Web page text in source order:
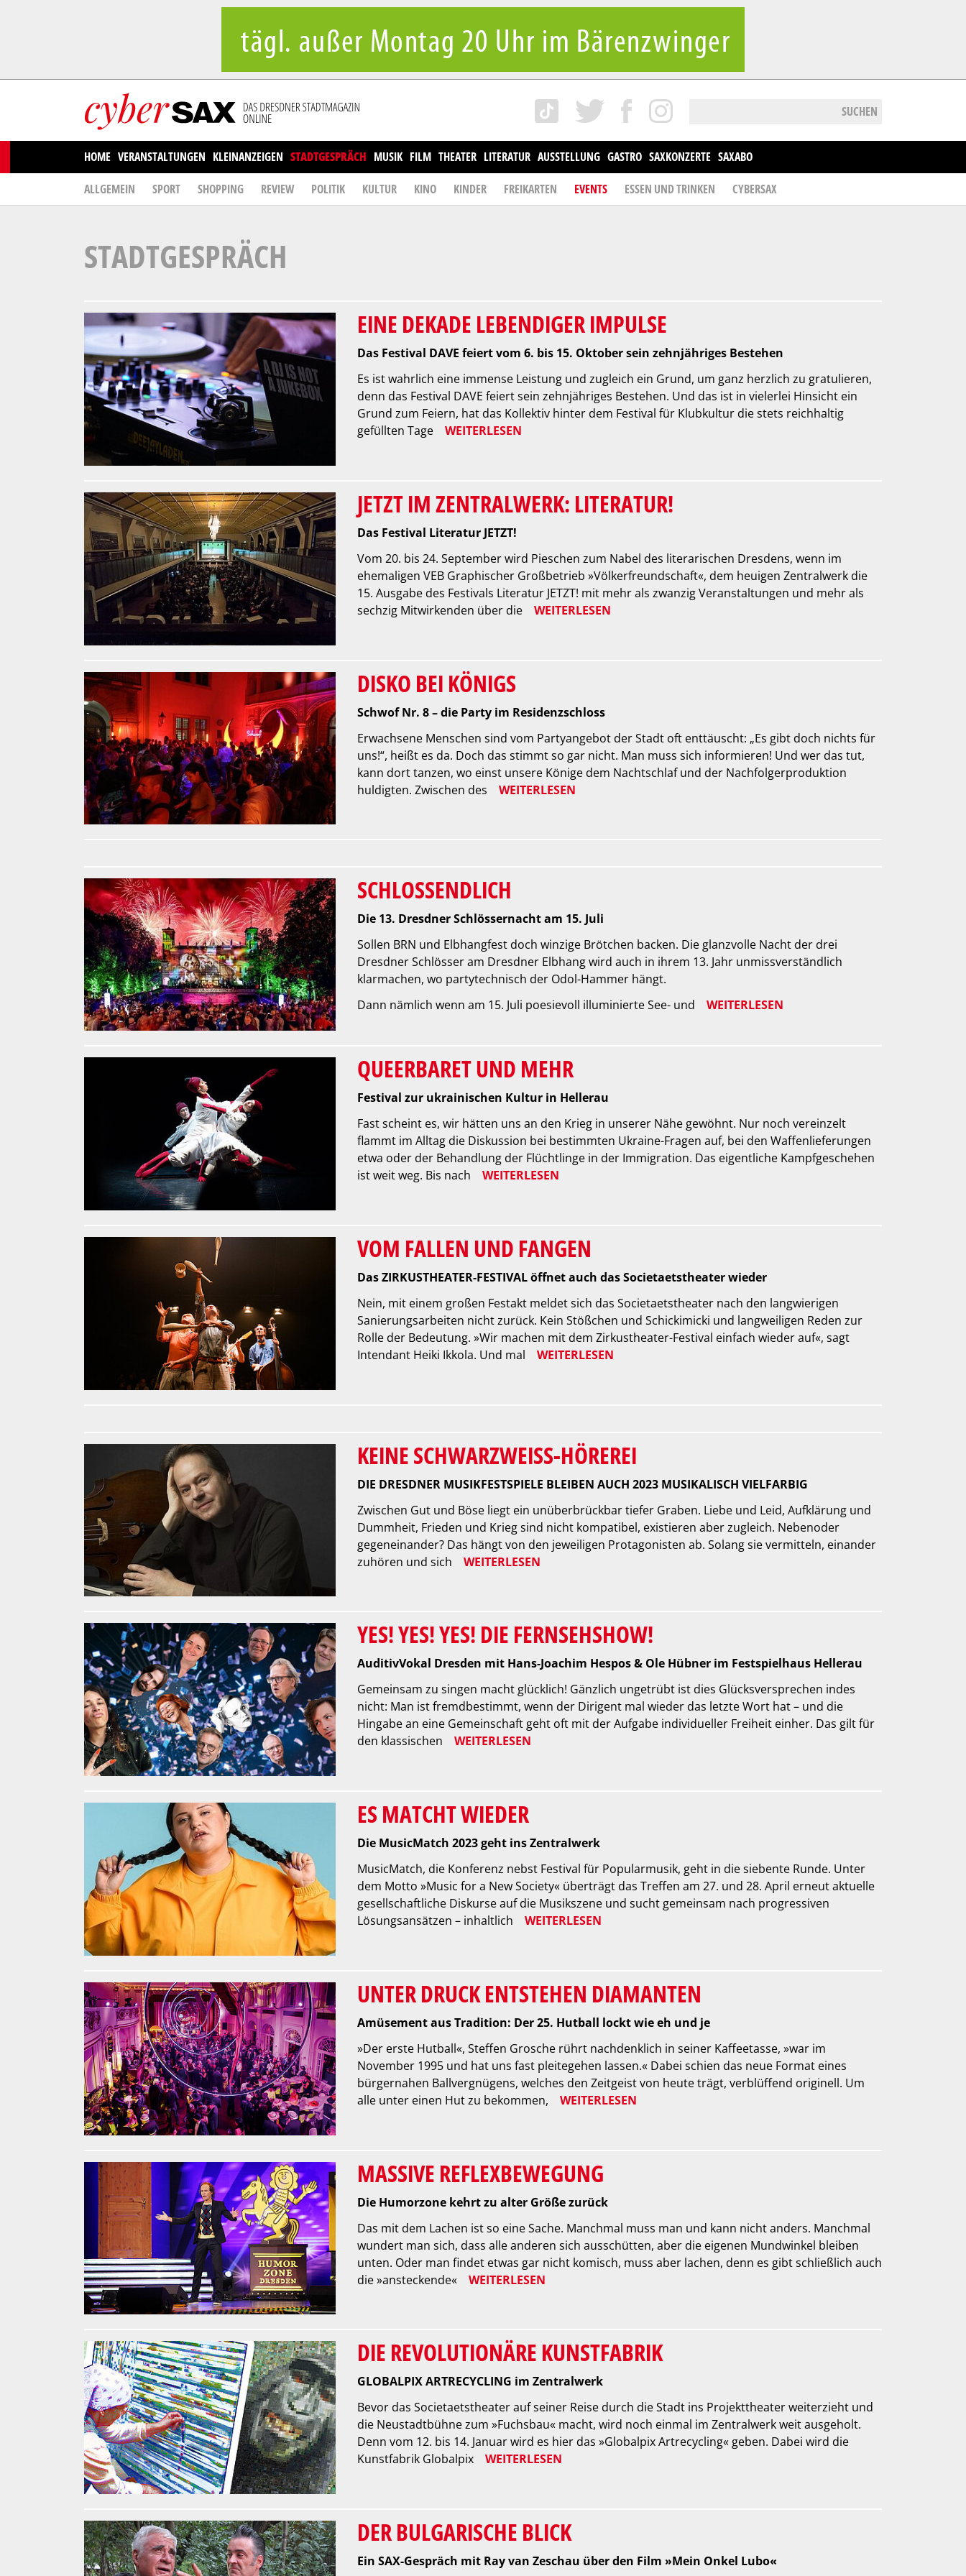
SUCHEN
HOME VERANSTALTUNGEN KLEINANZEIGEN STADTGESPRÄCH MUSIK FILM THEATER LITERATUR AUSSTELLUNG GASTRO SAXKONZERTE SAXABO
ALLGEMEIN SPORT SHOPPING REVIEW POLITIK KULTUR KINO KINDER FREIKARTEN EVENTS ESSEN UND TRINKEN CYBERSAX
STADTGESPRÄCH
EINE DEKADE LEBENDIGER IMPULSE
Das Festival DAVE feiert vom 6. bis 15. Oktober sein zehnjähriges Bestehen
Es ist wahrlich eine immense Leistung und zugleich ein Grund, um ganz herzlich zu gratulieren,
denn das Festival DAVE feiert sein zehnjähriges Bestehen. Und das ist in vielerlei Hinsicht ein
Grund zum Feiern, hat das Kollektiv hinter dem Festival für Klubkultur die stets reichhaltig
gefüllten Tage
WEITERLESEN
JETZT IM ZENTRALWERK: LITERATUR!
Das Festival Literatur JETZT!
Vom 20. bis 24. September wird Pieschen zum Nabel des literarischen Dresdens, wenn im
ehemaligen VEB Graphischer Großbetrieb »Völkerfreundschaft«, dem heuigen Zentralwerk die
15. Ausgabe des Festivals Literatur JETZT! mit mehr als zwanzig Veranstaltungen und mehr als
sechzig Mitwirkenden über die
WEITERLESEN
DISKO BEI KÖNIGS
Schwof Nr. 8 – die Party im Residenzschloss
Erwachsene Menschen sind vom Partyangebot der Stadt oft enttäuscht: „Es gibt doch nichts für
uns!“, heißt es da. Doch das stimmt so gar nicht. Man muss sich informieren! Und wer das tut,
kann dort tanzen, wo einst unsere Könige dem Nachtschlaf und der Nachfolgerproduktion
huldigten. Zwischen des
WEITERLESEN
SCHLOSSENDLICH
Die 13. Dresdner Schlössernacht am 15. Juli
Sollen BRN und Elbhangfest doch winzige Brötchen backen. Die glanzvolle Nacht der drei
Dresdner Schlösser am Dresdner Elbhang wird auch in ihrem 13. Jahr unmissverständlich
klarmachen, wo partytechnisch der Odol-Hammer hängt.
Dann nämlich wenn am 15. Juli poesievoll illuminierte See- und
WEITERLESEN
QUEERBARET UND MEHR
Festival zur ukrainischen Kultur in Hellerau
Fast scheint es, wir hätten uns an den Krieg in unserer Nähe gewöhnt. Nur noch vereinzelt
flammt im Alltag die Diskussion bei bestimmten Ukraine-Fragen auf, bei den Waffenlieferungen
etwa oder der Behandlung der Flüchtlinge in der Immigration. Das eigentliche Kampfgeschehen
ist weit weg. Bis nach
WEITERLESEN
VOM FALLEN UND FANGEN
Das ZIRKUSTHEATER-FESTIVAL öffnet auch das Societaetstheater wieder
Nein, mit einem großen Festakt meldet sich das Societaetstheater nach den langwierigen
Sanierungsarbeiten nicht zurück. Kein Stößchen und Schickimicki und langweiligen Reden zur
Rolle der Bedeutung. »Wir machen mit dem Zirkustheater-Festival einfach wieder auf«, sagt
Intendant Heiki Ikkola. Und mal
WEITERLESEN
KEINE SCHWARZWEISS-HÖREREI
DIE DRESDNER MUSIKFESTSPIELE BLEIBEN AUCH 2023 MUSIKALISCH VIELFARBIG
Zwischen Gut und Böse liegt ein unüberbrückbar tiefer Graben. Liebe und Leid, Aufklärung und
Dummheit, Frieden und Krieg sind nicht kompatibel, existieren aber zugleich. Nebenoder
gegeneinander? Das hängt von den jeweiligen Protagonisten ab. Solang sie vermitteln, einander
zuhören und sich
WEITERLESEN
YES! YES! YES! DIE FERNSEHSHOW!
AuditivVokal Dresden mit Hans-Joachim Hespos & Ole Hübner im Festspielhaus Hellerau
Gemeinsam zu singen macht glücklich! Gänzlich ungetrübt ist dies Glücksversprechen indes
nicht: Man ist fremdbestimmt, wenn der Dirigent mal wieder das letzte Wort hat – und die
Hingabe an eine Gemeinschaft geht oft mit der Aufgabe individueller Freiheit einher. Das gilt für
den klassischen
WEITERLESEN
ES MATCHT WIEDER
Die MusicMatch 2023 geht ins Zentralwerk
MusicMatch, die Konferenz nebst Festival für Popularmusik, geht in die siebente Runde. Unter
dem Motto »Music for a New Society« überträgt das Treffen am 27. und 28. April erneut aktuelle
gesellschaftliche Diskurse auf die Musikszene und sucht gemeinsam nach progressiven
Lösungsansätzen – inhaltlich
WEITERLESEN
UNTER DRUCK ENTSTEHEN DIAMANTEN
Amüsement aus Tradition: Der 25. Hutball lockt wie eh und je
»Der erste Hutball«, Steffen Grosche rührt nachdenklich in seiner Kaffeetasse, »war im
November 1995 und hat uns fast pleitegehen lassen.« Dabei schien das neue Format eines
bürgernahen Ballvergnügens, welches den Zeitgeist von heute trägt, verblüffend originell. Um
alle unter einen Hut zu bekommen,
WEITERLESEN
MASSIVE REFLEXBEWEGUNG
Die Humorzone kehrt zu alter Größe zurück
Das mit dem Lachen ist so eine Sache. Manchmal muss man und kann nicht anders. Manchmal
wundert man sich, dass alle anderen sich ausschütten, aber die eigenen Mundwinkel bleiben
unten. Oder man findet etwas gar nicht komisch, muss aber lachen, denn es gibt schließlich auch
die »ansteckende«
WEITERLESEN
DIE REVOLUTIONÄRE KUNSTFABRIK
GLOBALPIX ARTRECYCLING im Zentralwerk
Bevor das Societaetstheater auf seiner Reise durch die Stadt ins Projekttheater weiterzieht und
die Neustadtbühne zum »Fuchsbau« macht, wird noch einmal im Zentralwerk weit ausgeholt.
Denn vom 12. bis 14. Januar wird es hier das »Globalpix Artrecycling« geben. Dabei wird die
Kunstfabrik Globalpix
WEITERLESEN
DER BULGARISCHE BLICK
Ein SAX-Gespräch mit Ray van Zeschau über den Film »Mein Onkel Lubo«